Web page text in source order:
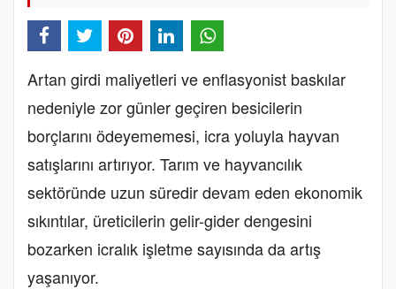
Artan girdi maliyetleri ve enflasyonist baskılar
nedeniyle zor günler geçiren besicilerin
borçlarını ödeyememesi, icra yoluyla hayvan
satışlarını artırıyor. Tarım ve hayvancılık
sektöründe uzun süredir devam eden ekonomik
sıkıntılar, üreticilerin gelir-gider dengesini
bozarken icralık işletme sayısında da artış
yaşanıyor.